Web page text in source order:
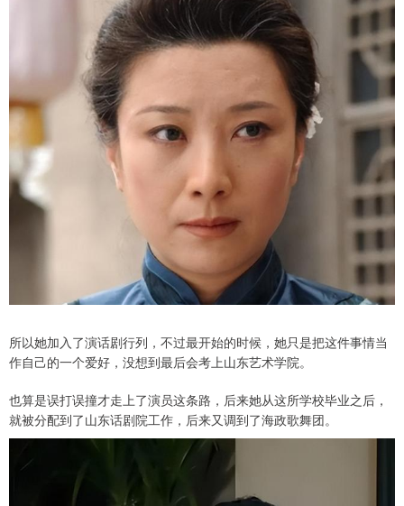
所以她加入了演话剧行列，不过最开始的时候，她只是把这件事情当
作自己的一个爱好，没想到最后会考上山东艺术学院。
也算是误打误撞才走上了演员这条路，后来她从这所学校毕业之后，
就被分配到了山东话剧院工作，后来又调到了海政歌舞团。